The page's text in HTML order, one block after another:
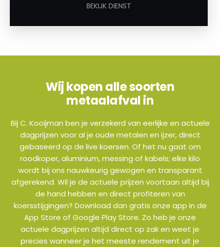
BEKIJK DIENST
Wij kopen alle soorten
metaalafval in
Bij C. Kooijman ben je verzekerd van eerlijke en actuele
dagprijzen voor al je oude metalen en ijzer, direct
gebaseerd op de live koersen. Of het nu gaat om
roodkoper, aluminium, messing of kabels; elke kilo
wordt bij ons nauwkeurig gewogen en transparant
afgerekend. Wil je de actuele prijzen voortaan altijd bij
de hand hebben en direct profiteren van
koersstijgingen? Download dan gratis onze app in de
App Store of Google Play Store. Zo heb je onze
actuele dagprijzen altijd direct op zak en weet je
precies wanneer je het meeste rendement uit je